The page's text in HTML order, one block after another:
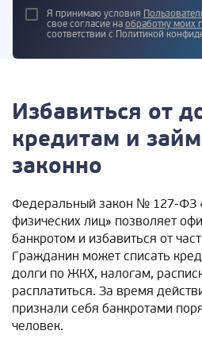
Я принимаю условия
свое согласие на обработку моих
соответствии с Политикой
Избавиться от
кредитам и
законно
Федеральный закон № 127-ФЗ
физических лиц» позволяет
банкротом и избавиться от
Гражданин может списать
долги по ЖКХ, налогам,
расплатиться. За время
признали себя банкротами
человек.